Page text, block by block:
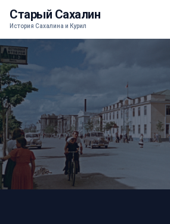
Старый Сахалин
История Сахалина и Курил